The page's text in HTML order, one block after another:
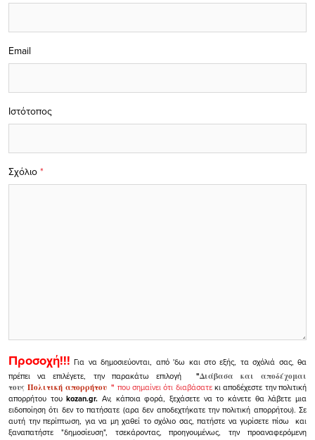
Σχόλιο *
Email
Ιστότοπος
Προσοχή!!! Για να δημοσιεύονται, από 'δω και στο εξής, τα σχόλιά σας, θα
πρέπει να επιλέγετε, την παρακάτω επιλογή
"Διάβασα και αποδέχομαι
τουςΠολιτική απορρήτου" που σημαίνει ότι διαβάσατεκι αποδέχεστε την πολιτική
απορρήτου τουkozan.gr. Αν, κάποια φορά, ξεχάσετε να το κάνετε θα λάβετε μια
ειδοποίηση ότι δεν το πατήσατε (αρα δεν αποδεχτήκατε την πολιτική απορρήτου). Σε
αυτή την περίπτωση, για να μη χαθεί το σχόλιο σας, πατήστε να γυρίσετε πίσω και
ξαναπατήστε "δημοσίευση", τσεκάροντας, προηγουμένως, την προαναφερόμενη